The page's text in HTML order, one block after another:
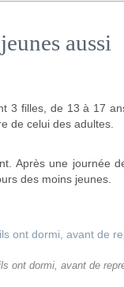
aussi
3 filles, de 13 à 17
de celui des adultes.
Après une journée
des moins jeunes.
ont dormi, avant de